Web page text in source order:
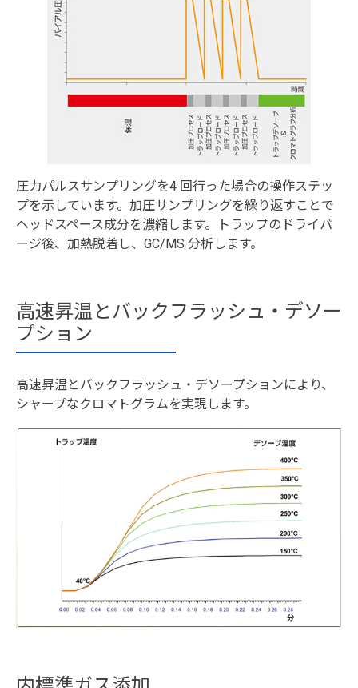
圧力パルスサンプリングを4 回行った場合の操作ステッ
プを示しています。加圧サンプリングを繰り返すことで
ヘッドスペース成分を濃縮します。トラップのドライパ
ージ後、加熱脱着し、GC/MS 分析します。
高速昇温とバックフラッシュ・デソー
プション
高速昇温とバックフラッシュ・デソープションにより、
シャープなクロマトグラムを実現します。